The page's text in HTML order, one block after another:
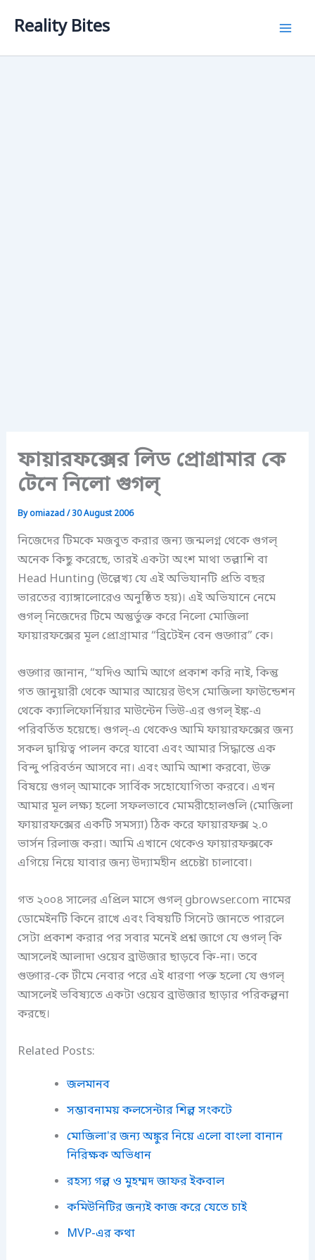
Reality Bites
ফায়ারফক্সের লিড প্রোগ্রামার কে
টেনে নিলো গুগল্
Byomiazad/30 August 2006
নিজেদের টিমকে মজবুত করার জন্য জন্মলগ্ন থেকে গুগল্
অনেক কিছু করেছে, তারই একটা অংশ মাথা তল্লাশি বা
Head Hunting (উল্লেখ্য যে এই অভিযানটি প্রতি বছর
ভারতের ব্যাঙ্গালোরেও অনুষ্ঠিত হয়)। এই অভিযানে নেমে
গুগল্ নিজেদের টিমে অন্তুর্ভুক্ত করে নিলো মোজিলা
ফায়ারফক্সের মূল প্রোগ্রামার “ব্রিটেইন বেন গুড্গার” কে।
গুড্গার জানান, “যদিও আমি আগে প্রকাশ করি নাই, কিন্তু
গত জানুয়ারী থেকে আমার আয়ের উৎস মোজিলা ফাউন্ডেশন
থেকে ক্যালিফোর্নিয়ার মাউন্টেন ভিউ-এর গুগল্ ইঙ্ক-এ
পরিবর্তিত হয়েছে। গুগল্-এ থেকেও আমি ফায়ারফক্সের জন্য
সকল দ্বায়িত্ব পালন করে যাবো এবং আমার সিদ্ধান্তে এক
বিন্দু পরিবর্তন আসবে না। এবং আমি আশা করবো, উক্ত
বিষয়ে গুগল্ আমাকে সার্বিক সহোযোগিতা করবে। এখন
আমার মূল লক্ষ্য হলো সফলভাবে মোমরীহোলগুলি (মোজিলা
ফায়ারফক্সের একটি সমস্যা) ঠিক করে ফায়ারফক্স ২.০
ভার্সন রিলাজ করা। আমি এখানে থেকেও ফায়ারফক্সকে
এগিয়ে নিয়ে যাবার জন্য উদ্যামহীন প্রচেষ্টা চালাবো।
গত ২০০৪ সালের এপ্রিল মাসে গুগল্ gbrowser.com নামের
ডোমেইনটি কিনে রাখে এবং বিষয়টি সিনেট জানতে পারলে
সেটা প্রকাশ করার পর সবার মনেই প্রশ্ন জাগে যে গুগল্ কি
আসলেই আলাদা ওয়েব ব্রাউজার ছাড়বে কি-না। তবে
গুড্গার-কে টীমে নেবার পরে এই ধারণা পক্ত হলো যে গুগল্
আসলেই ভবিষ্যতে একটা ওয়েব ব্রাউজার ছাড়ার পরিকল্পনা
করছে।
Related Posts:
জলমানব
সম্ভাবনাময় কলসেন্টার শিল্প সংকটে
মোজিলা'র জন্য অঙ্কুর নিয়ে এলো বাংলা বানান
নিরিক্ষক অভিধান
রহস্য গল্প ও মুহম্মদ জাফর ইকবাল
কমিউনিটির জন্যই কাজ করে যেতে চাই
MVP-এর কথা